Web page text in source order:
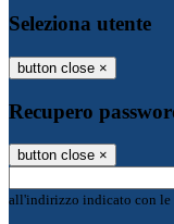
Seleziona utente
button close ×
Recupero
button close ×
all'indirizzo indicato con le